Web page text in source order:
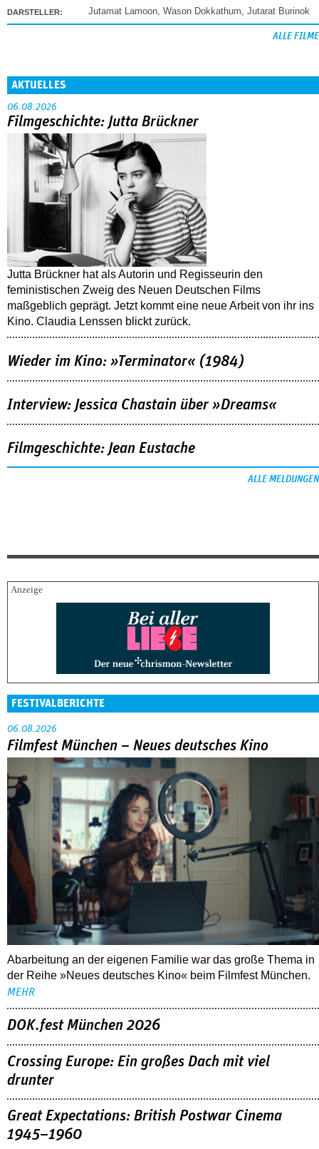
DARSTELLER: Jutamat Lamoon, Wason Dokkathum, Jutarat Burinok
ALLE FILME
AKTUELLES
06.08.2026
Filmgeschichte: Jutta Brückner
Jutta Brückner hat als Autorin und Regisseurin den
feministischen Zweig des Neuen Deutschen Films
maßgeblich geprägt. Jetzt kommt eine neue Arbeit von ihr ins
Kino. Claudia Lenssen blickt zurück.
Wieder im Kino: »Terminator« (1984)
Interview: Jessica Chastain über »Dreams«
Filmgeschichte: Jean Eustache
ALLE MELDUNGEN
FESTIVALBERICHTE
06.08.2026
Filmfest München – Neues deutsches Kino
Abarbeitung an der eigenen Familie war das große Thema in
der Reihe »Neues deutsches Kino« beim Filmfest München.
MEHR
DOK.fest München 2026
Crossing Europe: Ein großes Dach mit viel
drunter
Great Expectations: British Postwar Cinema
1945–1960